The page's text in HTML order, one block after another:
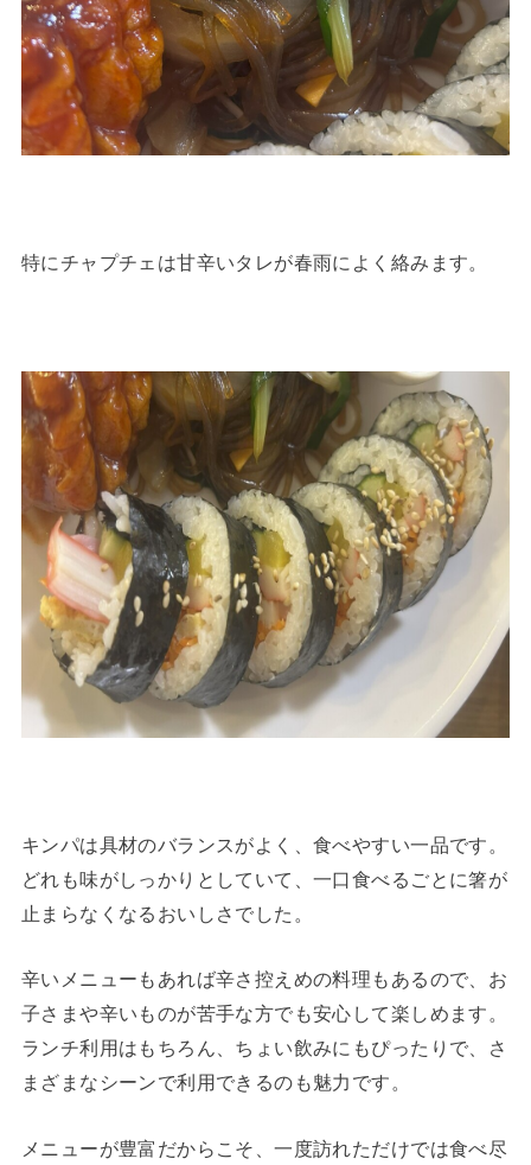
特にチャプチェは甘辛いタレが春雨によく絡みます。
キンパは具材のバランスがよく、食べやすい一品です。
どれも味がしっかりとしていて、一口食べるごとに箸が
止まらなくなるおいしさでした。
辛いメニューもあれば辛さ控えめの料理もあるので、お
子さまや辛いものが苦手な方でも安心して楽しめます。
ランチ利用はもちろん、ちょい飲みにもぴったりで、さ
まざまなシーンで利用できるのも魅力です。
メニューが豊富だからこそ、一度訪れただけでは食べ尽